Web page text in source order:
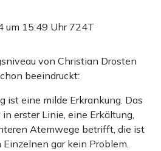
um 15:49 Uhr 724T
von Christian Drosten
beeindruckt:
ist eine milde Erkrankung. Das
erster Linie, eine Erkältung,
Atemwege betrifft, die ist
gar kein Problem.